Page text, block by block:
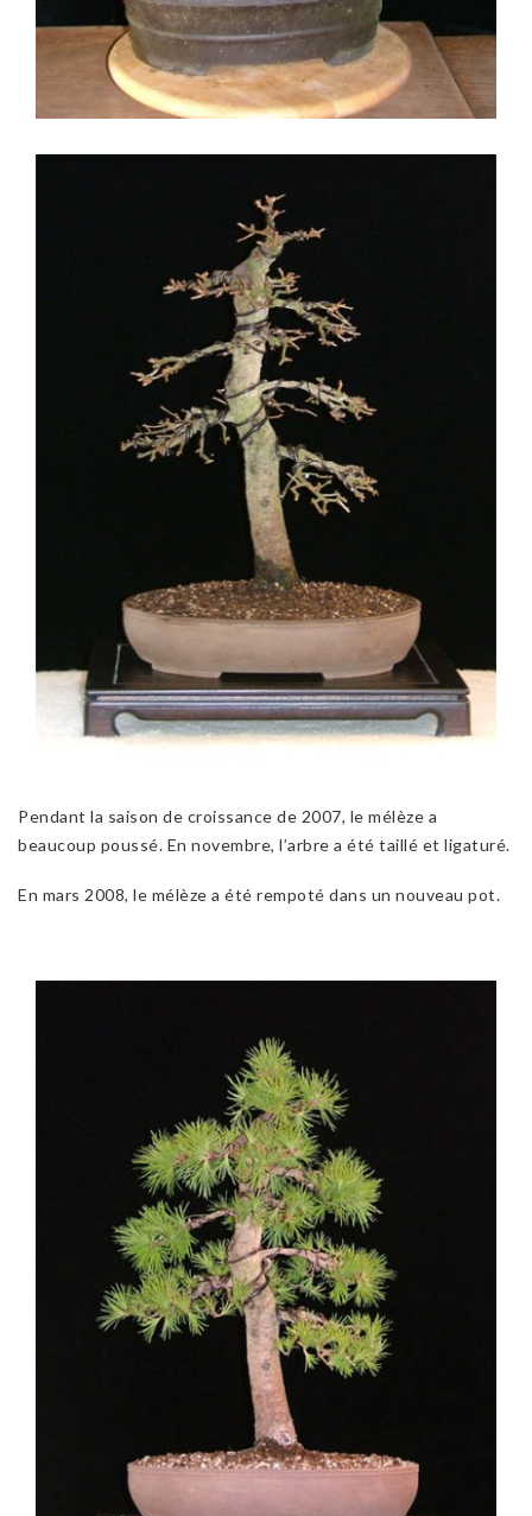
Pendant la saison de croissance de 2007, le mélèze a
beaucoup poussé. En novembre, l’arbre a été taillé et ligaturé.
En mars 2008, le mélèze a été rempoté dans un nouveau pot.